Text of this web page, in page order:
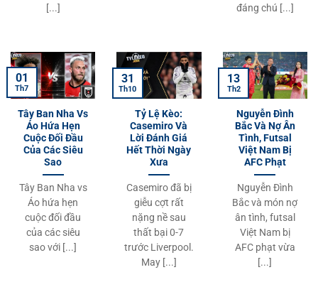
[...]
đáng chú [...]
Tây Ban Nha Vs
Áo Hứa Hẹn
Cuộc Đối Đầu
Của Các Siêu
Sao
Tây Ban Nha vs
Áo hứa hẹn
cuộc đối đầu
của các siêu
sao với [...]
01
Th7
Tỷ Lệ Kèo:
Casemiro Và
Lời Đánh Giá
Hết Thời Ngày
Xưa
Casemiro đã bị
giễu cợt rất
nặng nề sau
thất bại 0-7
trước Liverpool.
May [...]
31
Th10
Nguyễn Đình
Bắc Và Nợ Ân
Tình, Futsal
Việt Nam Bị
AFC Phạt
Nguyễn Đình
Bắc và món nợ
ân tình, futsal
Việt Nam bị
AFC phạt vừa
[...]
13
Th2